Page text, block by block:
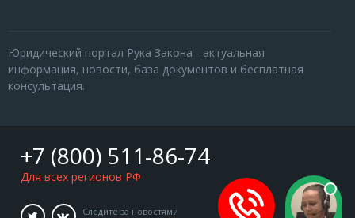
Юридический портал Рука Закона - актуальная
информация, новости, база документов и бесплатная
консультация.
+7 (800) 511-86-74
Для всех регионов РФ
Следите за новостями